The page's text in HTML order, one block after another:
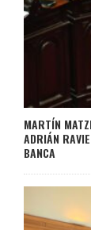
MARTÍN
ADRIÁN
BANCA